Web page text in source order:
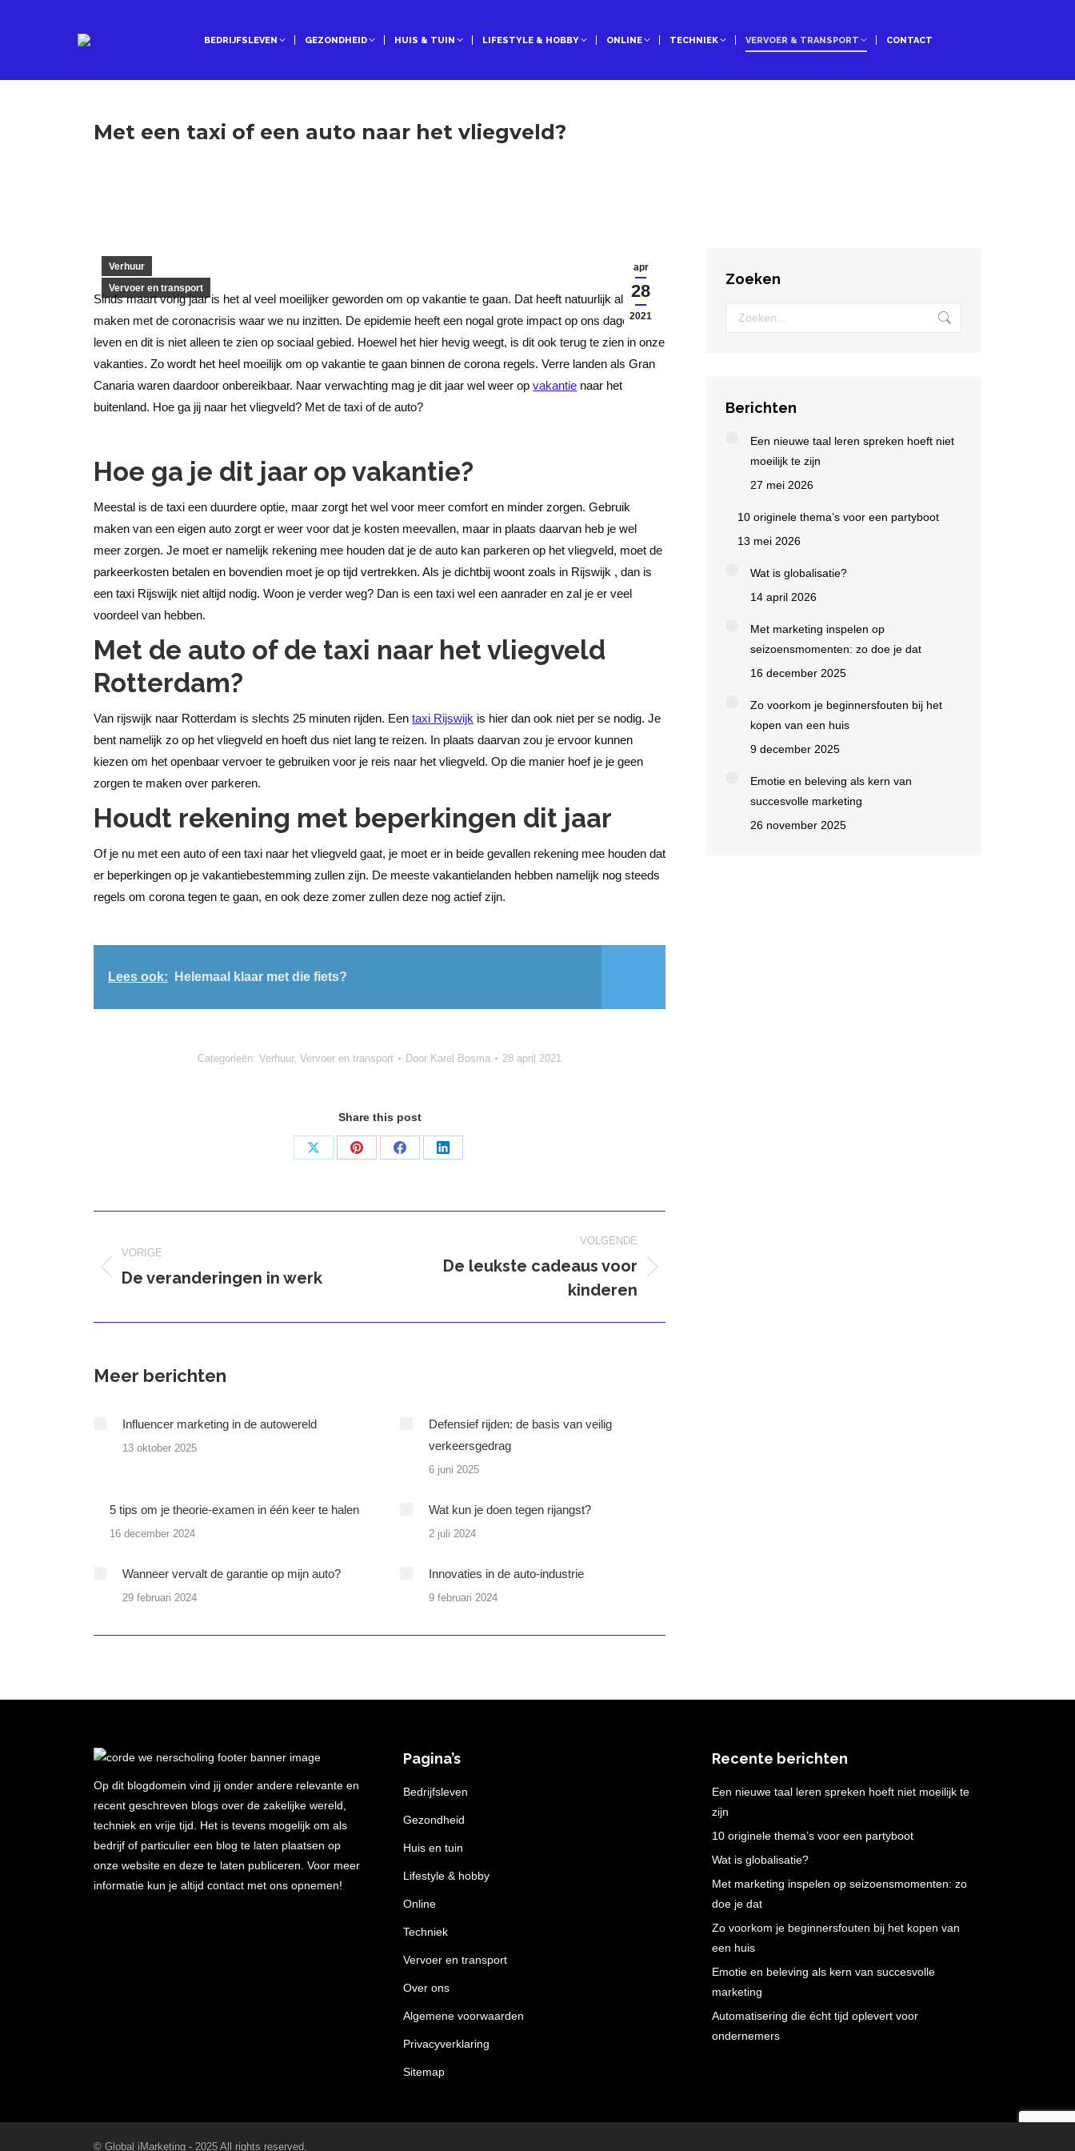
BEDRIJFSLEVEN GEZONDHEID HUIS & TUIN LIFESTYLE & HOBBY ONLINE TECHNIEK VERVOER & TRANSPORT CONTACT
Met een taxi of een auto naar het vliegveld?
apr
28
2021
Verhuur
Vervoer en transport
Sinds maart vorig jaar is het al veel moeilijker geworden om op vakantie te gaan. Dat heeft natuurlijk alles te
maken met de coronacrisis waar we nu inzitten. De epidemie heeft een nogal grote impact op ons dagelijks
leven en dit is niet alleen te zien op sociaal gebied. Hoewel het hier hevig weegt, is dit ook terug te zien in onze
vakanties. Zo wordt het heel moeilijk om op vakantie te gaan binnen de corona regels. Verre landen als Gran
Canaria waren daardoor onbereikbaar. Naar verwachting mag je dit jaar wel weer op vakantie naar het
buitenland. Hoe ga jij naar het vliegveld? Met de taxi of de auto?
Hoe ga je dit jaar op vakantie?
Meestal is de taxi een duurdere optie, maar zorgt het wel voor meer comfort en minder zorgen. Gebruik
maken van een eigen auto zorgt er weer voor dat je kosten meevallen, maar in plaats daarvan heb je wel
meer zorgen. Je moet er namelijk rekening mee houden dat je de auto kan parkeren op het vliegveld, moet de
parkeerkosten betalen en bovendien moet je op tijd vertrekken. Als je dichtbij woont zoals in Rijswijk , dan is
een taxi Rijswijk niet altijd nodig. Woon je verder weg? Dan is een taxi wel een aanrader en zal je er veel
voordeel van hebben.
Met de auto of de taxi naar het vliegveld
Rotterdam?
Van rijswijk naar Rotterdam is slechts 25 minuten rijden. Een taxi Rijswijk is hier dan ook niet per se nodig. Je
bent namelijk zo op het vliegveld en hoeft dus niet lang te reizen. In plaats daarvan zou je ervoor kunnen
kiezen om het openbaar vervoer te gebruiken voor je reis naar het vliegveld. Op die manier hoef je je geen
zorgen te maken over parkeren.
Houdt rekening met beperkingen dit jaar
Of je nu met een auto of een taxi naar het vliegveld gaat, je moet er in beide gevallen rekening mee houden dat
er beperkingen op je vakantiebestemming zullen zijn. De meeste vakantielanden hebben namelijk nog steeds
regels om corona tegen te gaan, en ook deze zomer zullen deze nog actief zijn.
Lees ook: Helemaal klaar met die fiets?
Categorieën: Verhuur, Vervoer en transport Door Karel Bosma 28 april 2021
Share this post
Deel
Deel
Deel
Deel
navigatie
VORIGE
Vorig
De veranderingen in werk
VOLGENDE
De leukste cadeaus voor
kinderen
Meer berichten
Influencer marketing in de autowereld
13 oktober 2025
Defensief rijden: de basis van veilig
verkeersgedrag
6 juni 2025
5 tips om je theorie-examen in één keer te halen
16 december 2024
Wat kun je doen tegen rijangst?
2 juli 2024
Wanneer vervalt de garantie op mijn auto?
29 februari 2024
Innovaties in de auto-industrie
9 februari 2024
Zoeken
Zoeken:
Berichten
Een nieuwe taal leren spreken hoeft niet
moeilijk te zijn
27 mei 2026
10 originele thema’s voor een partyboot
13 mei 2026
Wat is globalisatie?
14 april 2026
Met marketing inspelen op
seizoensmomenten: zo doe je dat
16 december 2025
Zo voorkom je beginnersfouten bij het
kopen van een huis
9 december 2025
Emotie en beleving als kern van
succesvolle marketing
26 november 2025
Op dit blogdomein vind jij onder andere relevante en
recent geschreven blogs over de zakelijke wereld,
techniek en vrije tijd. Het is tevens mogelijk om als
bedrijf of particulier een blog te laten plaatsen op
onze website en deze te laten publiceren. Voor meer
informatie kun je altijd contact met ons opnemen!
Pagina’s
Bedrijfsleven
Gezondheid
Huis en tuin
Lifestyle & hobby
Online
Techniek
Vervoer en transport
Over ons
Algemene voorwaarden
Privacyverklaring
Sitemap
Recente berichten
Een nieuwe taal leren spreken hoeft niet moeilijk te
zijn
10 originele thema’s voor een partyboot
Wat is globalisatie?
Met marketing inspelen op seizoensmomenten: zo
doe je dat
Zo voorkom je beginnersfouten bij het kopen van
een huis
Emotie en beleving als kern van succesvolle
marketing
Automatisering die écht tijd oplevert voor
ondernemers
© Global iMarketing - 2025 All rights reserved.